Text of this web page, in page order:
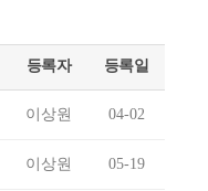
등록자 등록일
이상원 04-02
이상원 05-19